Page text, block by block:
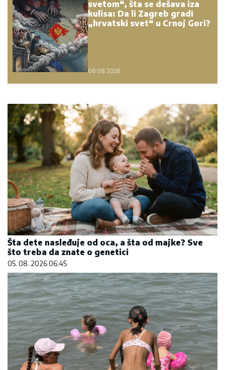
svetom“, šta se dešava iza
kulisa: Da li Zagreb gradi
„hrvatski svet“ u Crnoj Gori?
06.08.2026.
Šta dete nasleđuje od oca, a šta od majke? Sve
što treba da znate o genetici
05. 08. 2026 06:45